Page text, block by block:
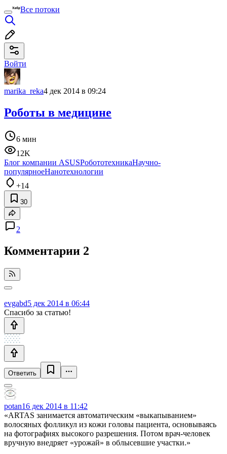
Все потоки
Войти
marika_reka4 дек 2014 в 09:24
Роботы в медицине
6 мин
12K
Блог компании ASUSРобототехникаНаучно-
популярноеНанотехнологии
+14
30
2
Комментарии 2
evgabd5 дек 2014 в 06:44
Спасибо за статью!
Ответить
potan16 дек 2014 в 11:42
«ARTAS занимается автоматическим «выкапыванием»
волосяных фолликул из кожи головы пациента, основываясь
на фотографиях высокого разрешения. Потом врач-человек
вручную внедряет «урожай» в облысевшие участки.»